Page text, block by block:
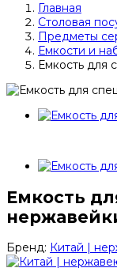
Главная
Столовая
Предметы
Емкости и
Емкость для
Емкость
Бренд: Китай |